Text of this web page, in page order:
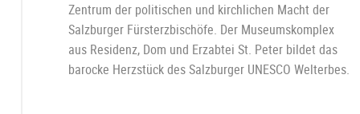
Zentrum der politischen und kirchlichen Macht der
Salzburger Fürsterzbischöfe. Der Museumskomplex
aus Residenz, Dom und Erzabtei St. Peter bildet das
barocke Herzstück des Salzburger UNESCO Welterbes.